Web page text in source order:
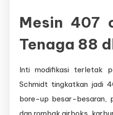
Mesin 407
Tenaga 88
Inti modifikasi terletak
Schmidt tingkatkan jadi
bore-up besar-besaran,